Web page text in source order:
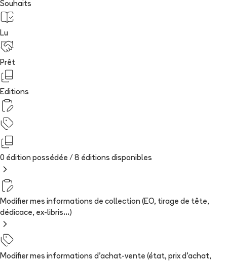
Souhaits
Lu
Prêt
Editions
0 édition possédée / 8 éditions disponibles
Modifier mes informations de collection (EO, tirage de tête,
dédicace, ex-libris...)
Modifier mes informations d'achat-vente (état, prix d'achat,